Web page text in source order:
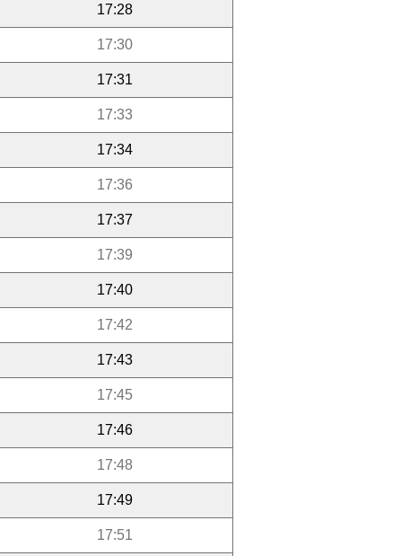
17:28
17:30
17:31
17:33
17:34
17:36
17:37
17:39
17:40
17:42
17:43
17:45
17:46
17:48
17:49
17:51